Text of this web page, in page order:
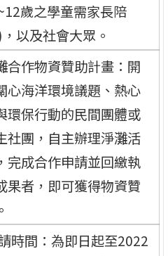
歲之學童需家長陪
以及社會大眾。
合作物資贊助計畫：開
心海洋環境議題、熱心
環保行動的民間團體或
社團，自主辦理淨灘活
完成合作申請並回繳執
果者，即可獲得物資贊
時間：為即日起至2022